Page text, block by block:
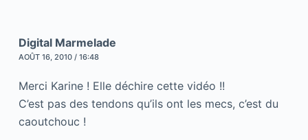
Digital Marmelade
AOÛT 16, 2010 / 16:48
Merci Karine ! Elle déchire cette vidéo !!
C’est pas des tendons qu’ils ont les mecs, c’est du
caoutchouc !